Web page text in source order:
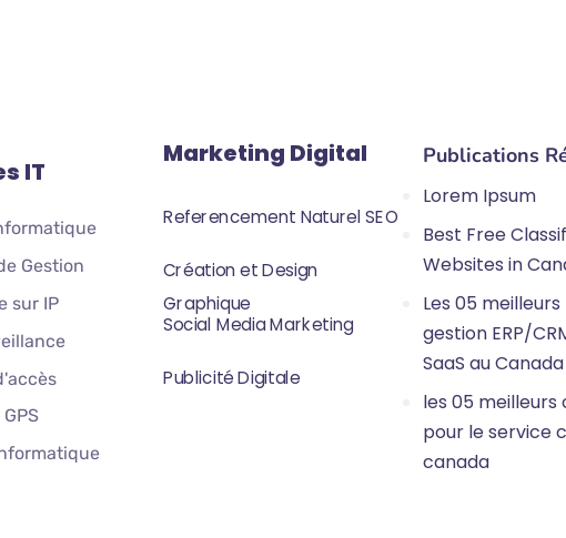
IT
Gestion
sur IP
Marketing Digital
Referencement Naturel SEO
Création et Design
Graphique
Social Media Marketing
Publicité Digitale
Publications
Lorem Ipsum
Best Free
Websites in
Les 05
gestion ERP/
SaaS au Canada
les 05
pour le service
canada